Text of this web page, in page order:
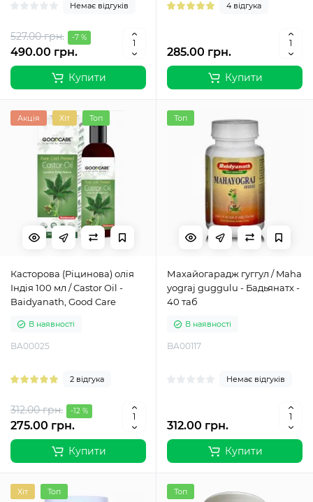
Немає відгуків
527.00 грн. -7 %
490.00 грн.
Купити
4 відгука
285.00 грн.
Купити
Акція Хіт Топ
Касторова (Ріцинова) олія
Індія 100 мл / Castor Oil -
Baidyanath, Good Care
В наявності
BA00025
2 відгука
312.00 грн. -12 %
275.00 грн.
Купити
Топ
Махайогарадж гуггул / Maha
yograj guggulu - Бадьянатх -
40 таб
В наявності
BA00117
Немає відгуків
312.00 грн.
Купити
Хіт Топ Топ